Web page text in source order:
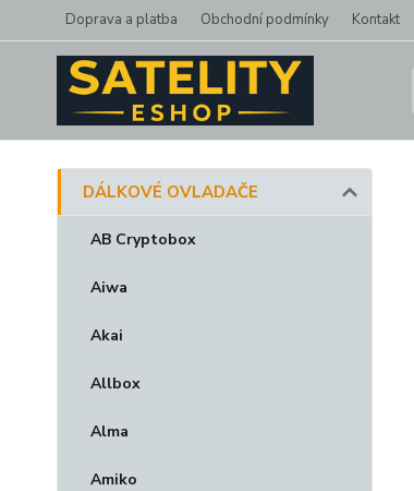
Doprava a platba Obchodní podmínky Kontakt
DÁLKOVÉ OVLADAČE
AB Cryptobox
Aiwa
Akai
Allbox
Alma
Amiko